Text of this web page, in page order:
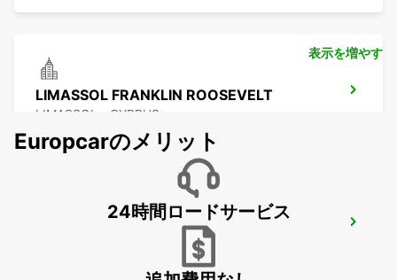
LIMASSOL FRANKLIN ROOSEVELT
LIMASSOL - CYPRUS
表示を増やす
Europcarのメリット
24時間ロードサービス